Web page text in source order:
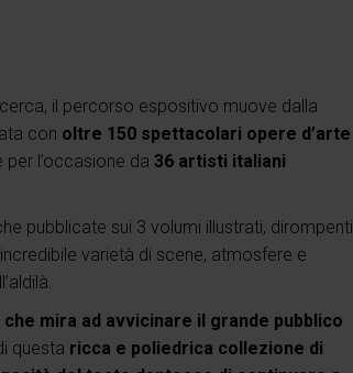
il percorso espositivo muove dalla
con oltre 150 spettacolari opere d’arte
l’occasione da 36 artisti italiani
pubblicate sui 3 volumi illustrati, dirompenti
varietà di scene, atmosfere e
mira ad avvicinare il grande pubblico
questa ricca e poliedrica collezione di